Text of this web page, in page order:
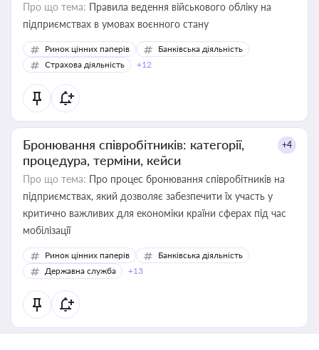
Про що тема: Правила ведення військового обліку на
підприємствах в умовах воєнного стану
Ринок цінних паперів
Банківська діяльність
Страхова діяльність
+12
Бронювання співробітників: категорії,
процедура, терміни, кейси
+4
Про що тема: Про процес бронювання співробітників на
підприємствах, який дозволяє забезпечити їх участь у
критично важливих для економіки країни сферах під час
мобілізації
Ринок цінних паперів
Банківська діяльність
Державна служба
+13